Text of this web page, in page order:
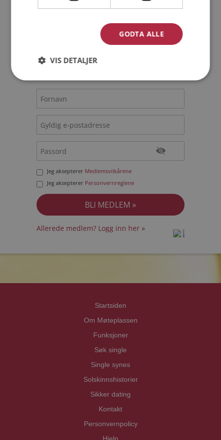
Mann Kvinne
Jeg aksepterer Medlemsvilkårene
Jeg aksepterer Personvernreglene
Allerede medlem? Logg inn her »
Startsiden
Om Møteplassen
Funksjoner
Søk single
Single synes
Solskinnshistorier
Sikker dating
Kontakt
Personvernpolicy
GODTA ALLE
VIS DETALJER